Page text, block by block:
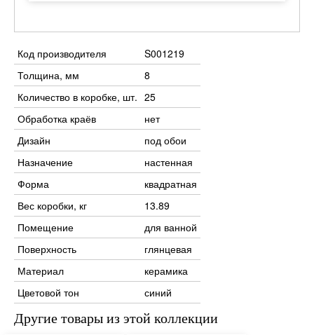
Код производителя
S001219
Толщина, мм
8
Количество в коробке, шт. 25
Обработка краёв
нет
Дизайн
под обои
Назначение
настенная
Форма
квадратная
Вес коробки, кг
13.89
Помещение
для ванной
Поверхность
глянцевая
Материал
керамика
Цветовой тон
синий
Другие товары из этой коллекции